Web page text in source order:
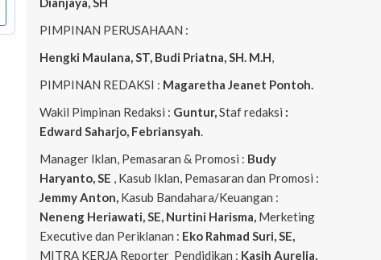
PIMPINAN PERUSAHAAN :
Hengki Maulana, ST, Budi Priatna, SH. M.H,
PIMPINAN REDAKSI : Magaretha Jeanet Pontoh.
Wakil Pimpinan Redaksi : Guntur,Staf redaksi :
Edward Saharjo, Febriansyah.
Manager Iklan, Pemasaran & Promosi : Budy
Haryanto, SE , Kasub Iklan, Pemasaran dan Promosi :
Jemmy Anton, Kasub Bandahara/Keuangan :
Neneng Heriawati, SE, Nurtini Harisma, Merketing
Executive dan Periklanan : Eko Rahmad Suri, SE,
MITRA KERJA Reporter Pendidikan : Kasih Aurelia,